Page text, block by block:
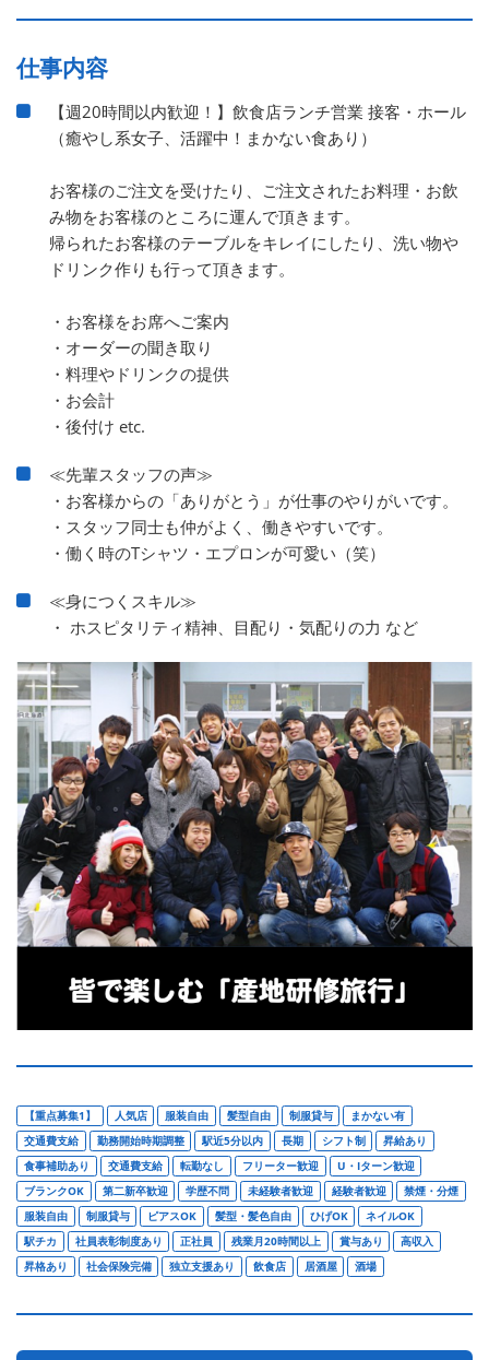
仕事内容
【週20時間以内歓迎！】飲食店ランチ営業 接客・ホール
（癒やし系女子、活躍中！まかない食あり）
お客様のご注文を受けたり、ご注文されたお料理・お飲
み物をお客様のところに運んで頂きます。
帰られたお客様のテーブルをキレイにしたり、洗い物や
ドリンク作りも行って頂きます。
・お客様をお席へご案内
・オーダーの聞き取り
・料理やドリンクの提供
・お会計
・後付け etc.
≪先輩スタッフの声≫
・お客様からの「ありがとう」が仕事のやりがいです。
・スタッフ同士も仲がよく、働きやすいです。
・働く時のTシャツ・エプロンが可愛い（笑）
≪身につくスキル≫
・ ホスピタリティ精神、目配り・気配りの力 など
【重点募集1】 人気店 服装自由 髪型自由 制服貸与
まかない有
交通費支給
勤務開始時期調整 駅近5分以内 長期 シフト制
昇給あり
食事補助あり
交通費支給 転勤なし フリーター歓迎
U・Iターン歓迎
ブランクOK
第二新卒歓迎 学歴不問 未経験者歓迎 経験者歓迎
禁煙・分煙
服装自由
制服貸与 ピアスOK 髪型・髪色自由 ひげOK
ネイルOK
駅チカ
社員表彰制度あり 正社員 残業月20時間以上 賞与あり
高収入
昇格あり
社会保険完備 独立支援あり 飲食店 居酒屋 酒場